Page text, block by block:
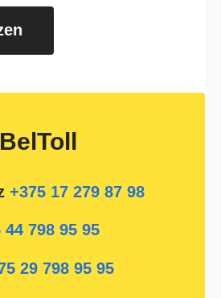
+375 17 279 87 98
44 798 95 95
29 798 95 95